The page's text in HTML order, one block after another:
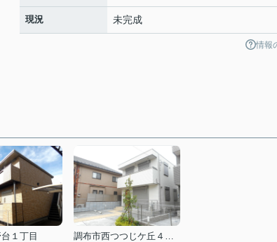
現況 未完成
情報
１丁目
調布市西つつじケ丘４丁目